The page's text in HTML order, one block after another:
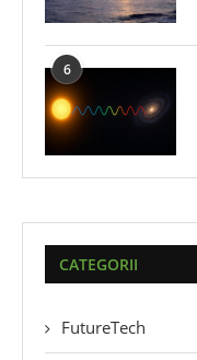
6
CATEGORII
FutureTech